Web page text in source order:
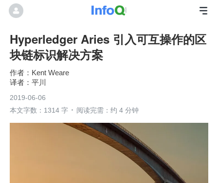
Hyperledger Aries 引入可互操作的区
块链标识解决方案
Kent Weare
平川
2019-06-06
本文字数：1314 字
阅读完需：约 4 分钟